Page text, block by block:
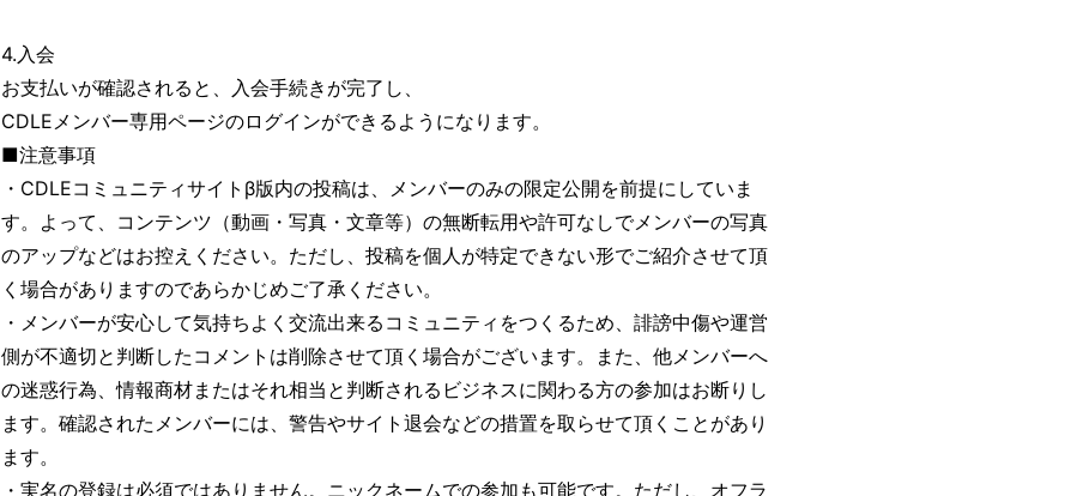
4.入会
お支払いが確認されると、入会手続きが完了し、
CDLEメンバー専用ページのログインができるようになります。
■注意事項
・CDLEコミュニティサイトβ版内の投稿は、メンバーのみの限定公開を前提にしていま
す。よって、コンテンツ（動画・写真・文章等）の無断転用や許可なしでメンバーの写真
のアップなどはお控えください。ただし、投稿を個人が特定できない形でご紹介させて頂
く場合がありますのであらかじめご了承ください。
・メンバーが安心して気持ちよく交流出来るコミュニティをつくるため、誹謗中傷や運営
側が不適切と判断したコメントは削除させて頂く場合がございます。また、他メンバーへ
の迷惑行為、情報商材またはそれ相当と判断されるビジネスに関わる方の参加はお断りし
ます。確認されたメンバーには、警告やサイト退会などの措置を取らせて頂くことがあり
ます。
・実名の登録は必須ではありません。ニックネームでの参加も可能です。ただし、オフラ